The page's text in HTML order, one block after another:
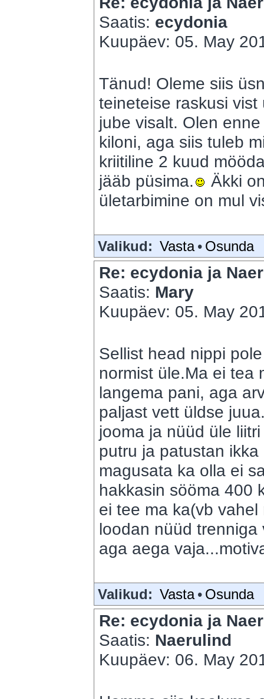
Saatis: ecydonia
Kuupäev: 05. May
Tänud! Oleme siis
teineteise raskusi
jube visalt. Olen
kiloni, aga siis tuleb
kriitiline 2 kuud
jääb püsima.
Äkki
ületarbimine on mul
Valikud: Vasta • Osunda
Re: ecydonia ja
Saatis: Mary
Kuupäev: 05. May
Sellist head nippi
normist üle.Ma ei tea
langema pani, aga
paljast vett üldse
jooma ja nüüd üle
putru ja patustan
magusata ka olla ei
hakkasin sööma 400
ei tee ma ka(vb
loodan nüüd
aga aega
Valikud: Vasta • Osunda
Re: ecydonia ja
Saatis: Naerulind
Kuupäev: 06. May